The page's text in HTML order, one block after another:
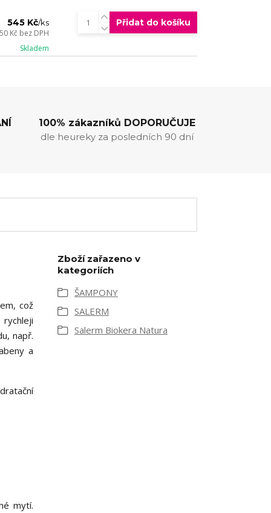
545 Kč/ks
Kč bez DPH
Skladem
Přidat do košíku
100% zákazníků DOPORUČUJE
dle heureky za posledních 90 dní
což
např.
a
mytí.
Zboží zařazeno v
kategoriích
ŠAMPONY
SALERM
Salerm Biokera Natura